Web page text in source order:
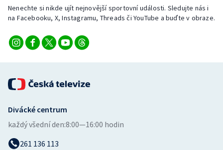
Triatlon
Veslování
Volejbal
Ostatní
Nenechte si nikde ujít nejnovější sportovní události. Sledujte nás i
na Facebooku, X, Instagramu, Threads či YouTube a buďte v obraze.
Divácké centrum
každý všední den:8:00—16:00 hodin
261 136 113